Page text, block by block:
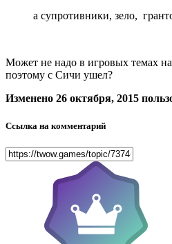
а супротивники, зело,
Может не надо в игровых темах
поэтому с Сичи ушел?
Изменено 26 октября, 2015
Ссылка на комментарий